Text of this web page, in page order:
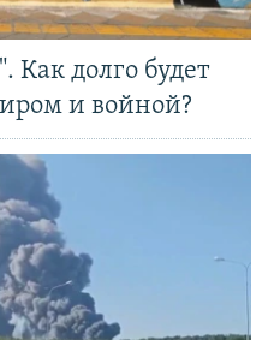
Как долго будет
и войной?